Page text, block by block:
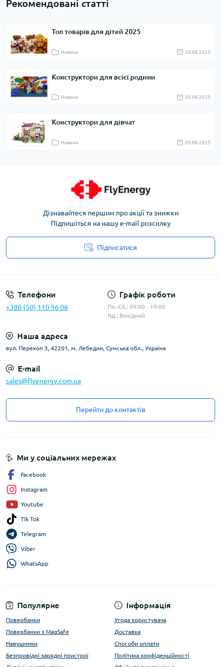
Рекомендовані статті
Топ товарів для дітей 2025
Новини 28.06.2025
Конструктори для всієї родини
Новини 05.08.2025
Конструктори для дівчат
Новини 05.08.2025
Дізнавайтеся першим про акції та знижки
Підпишіться на нашу e-mail розсилку
Підписатися
Телефони
+380 (50) 110 96 06
Графік роботи
Пн.-Сб.: 09:00 - 19:00
Нд.: Вихідний
Наша адреса
вул. Перекоп 3, 42201, м. Лебедин, Сумська обл., Україна
E-mail
sales@flyenergy.com.ua
Перейти до контактів
Популярне
Повербанки
Повербанки з MagSafe
Навушники
Безпровідні зарядні пристрої
Інформація
Угода користувача
Доставка
Способи оплати
Політика конфіденційності
Ми у соціальних мережах
Facebook
Instagram
Youtube
Tik Tok
Telegram
Viber
WhatsApp